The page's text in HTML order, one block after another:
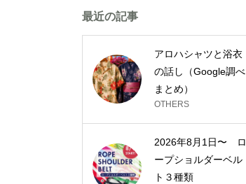
最近の記事
アロハシャツと浴衣
の話し（Google調べ
まとめ）
OTHERS
2026年8月1日〜 ロ
ープショルダーベル
ト３種類